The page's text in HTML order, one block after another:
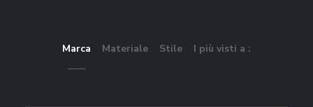
Marca Materiale Stile I più visti a :